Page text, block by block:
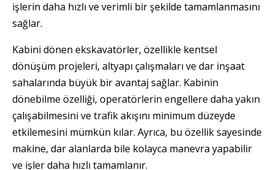
işlerin daha hızlı ve verimli bir şekilde tamamlanmasını
sağlar.
Kabini dönen ekskavatörler, özellikle kentsel
dönüşüm projeleri, altyapı çalışmaları ve dar inşaat
sahalarında büyük bir avantaj sağlar. Kabinin
dönebilme özelliği, operatörlerin engellere daha yakın
çalışabilmesini ve trafik akışını minimum düzeyde
etkilemesini mümkün kılar. Ayrıca, bu özellik sayesinde
makine, dar alanlarda bile kolayca manevra yapabilir
ve işler daha hızlı tamamlanır.